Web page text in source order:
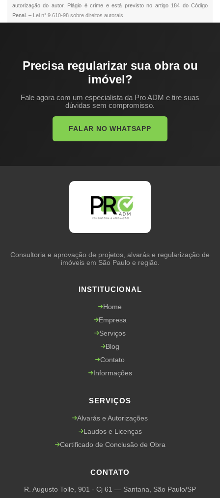
autorização do autor. Plágio é crime e está previsto no artigo 184 do Código
Penal. – Lei n° 9.610-98 sobre direitos autorais
Precisa regularizar sua obra ou
imóvel?
Fale agora com um especialista da Pro ADM e tire suas
dúvidas sem compromisso.
FALAR NO WHATSAPP
Consultoria e aprovação de projetos, alvarás e regularização de
imóveis em São Paulo e região.
INSTITUCIONAL
Home
Empresa
Serviços
Blog
Contato
Informações
SERVIÇOS
Alvarás e Autorizações
Laudos e Licenças
Certificado de Conclusão de Obra
CONTATO
R. Augusto Tolle, 901 - Cj 61 — Santana, São Paulo/SP